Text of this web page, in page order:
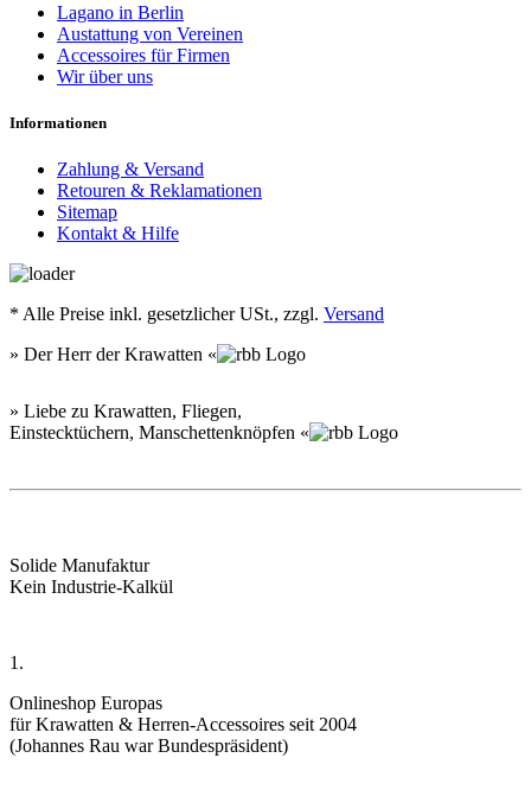
Lagano in Berlin
Austattung von Vereinen
Accessoires für Firmen
Wir über uns
Informationen
Zahlung & Versand
Retouren & Reklamationen
Sitemap
Kontakt & Hilfe
* Alle Preise inkl. gesetzlicher USt., zzgl. Versand
» Der Herr der Krawatten «
» Liebe zu Krawatten, Fliegen,
Einstecktüchern, Manschettenknöpfen «
Solide Manufaktur
Kein Industrie-Kalkül
1.
Onlineshop Europas
für Krawatten & Herren-Accessoires seit 2004
(Johannes Rau war Bundespräsident)